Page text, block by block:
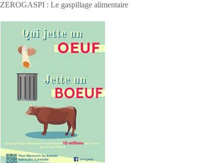
ZEROGASPI : Le gaspillage alimentaire